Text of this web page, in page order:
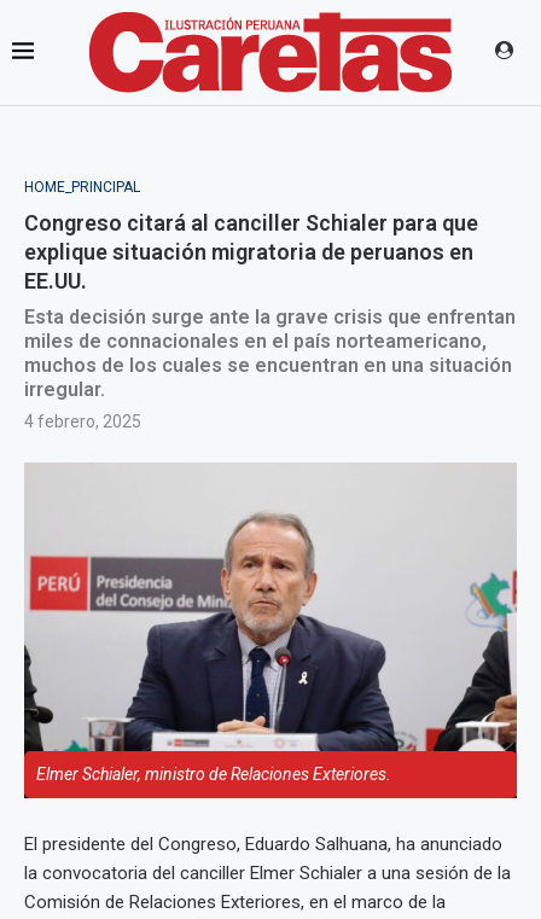
HOME_PRINCIPAL
Congreso citará al canciller Schialer para que
explique situación migratoria de peruanos en
EE.UU.
Esta decisión surge ante la grave crisis que enfrentan
miles de connacionales en el país norteamericano,
muchos de los cuales se encuentran en una situación
irregular.
4 febrero, 2025
Elmer Schialer, ministro de Relaciones Exteriores.
El presidente del Congreso, Eduardo Salhuana, ha anunciado
la convocatoria del canciller Elmer Schialer a una sesión de la
Comisión de Relaciones Exteriores, en el marco de la